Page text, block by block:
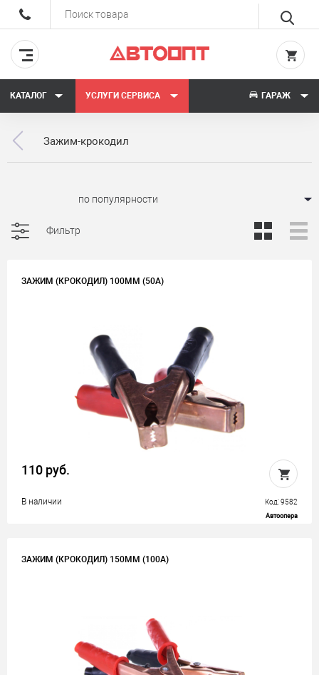
КАТАЛОГ УСЛУГИ СЕРВИСА ГАРАЖ
Зажим-крокодил
Фильтр
ЗАЖИМ (КРОКОДИЛ) 100ММ (50A)
110 руб.
В наличии Код: 9582
Автоопера
ЗАЖИМ (КРОКОДИЛ) 150ММ (100A)